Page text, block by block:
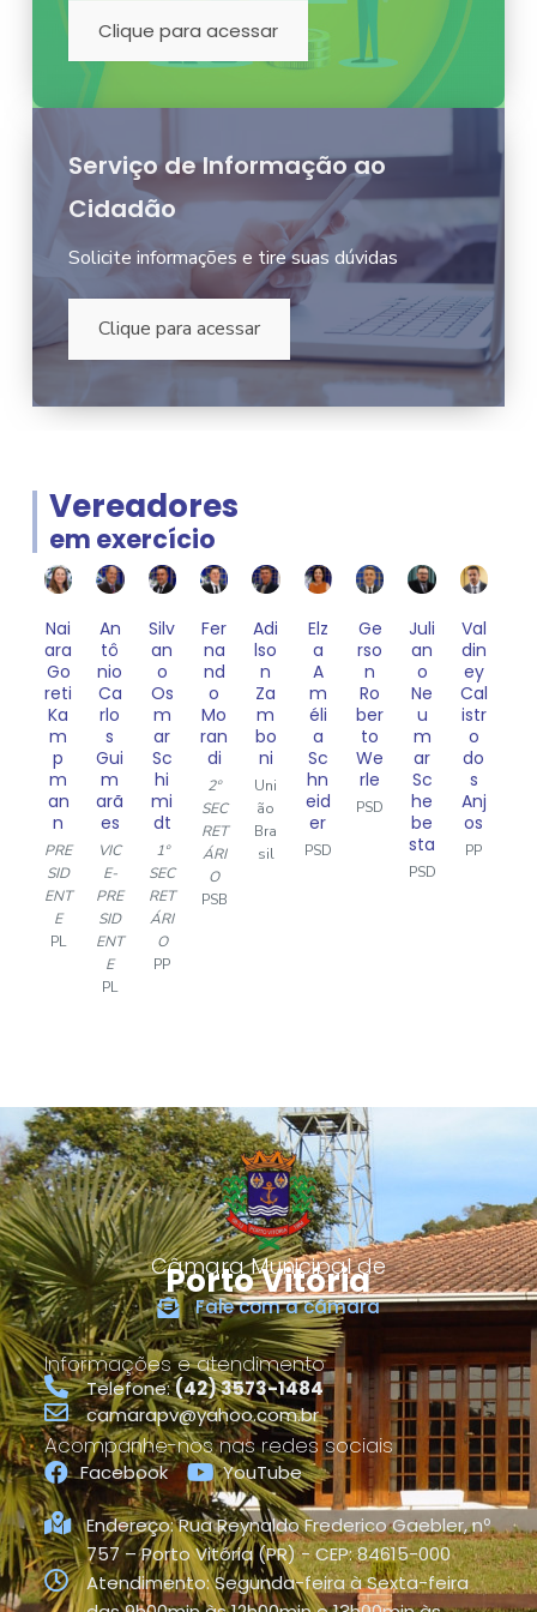
Clique para acessar
Serviço de Informação ao
Cidadão
Solicite informações e tire suas dúvidas
Clique para acessar
Vereadores
em exercício
Nai
ara
Go
reti
Ka
m
p
m
an
n
PRE
SID
ENT
E
PL
An
tô
nio
Ca
rlo
s
Gui
m
arã
es
VIC
E-
PRE
SID
ENT
E
PL
Silv
an
o
Os
m
ar
Sc
hi
mi
dt
1º
SEC
RET
ÁRI
O
PP
Fer
na
nd
o
Mo
ran
di
2º
SEC
RET
ÁRI
O
PSB
Adi
lso
n
Za
m
bo
ni
Uni
ão
Bra
sil
Elz
a
A
m
éli
a
Sc
hn
eid
er
PSD
Ge
rso
n
Ro
ber
to
We
rle
PSD
Juli
an
o
Ne
u
m
ar
Sc
he
be
sta
PSD
Val
din
ey
Cal
istr
o
do
s
Anj
os
PP
Câmara Municipal de
Porto Vitória
Fale com a câmara
Informações e atendimento
Telefone:(42) 3573-1484
camarapv@yahoo.com.br
Acompanhe-nos nas redes sociais
Facebook YouTube
Endereço: Rua Reynaldo Frederico Gaebler, nº
757 – Porto Vitória (PR) - CEP: 84615-000
Atendimento: Segunda-feira à Sexta-feira